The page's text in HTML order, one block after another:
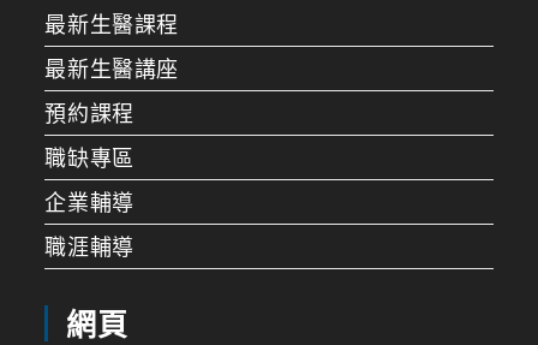
最新生醫課程
最新生醫講座
預約課程
職缺專區
企業輔導
職涯輔導
網頁